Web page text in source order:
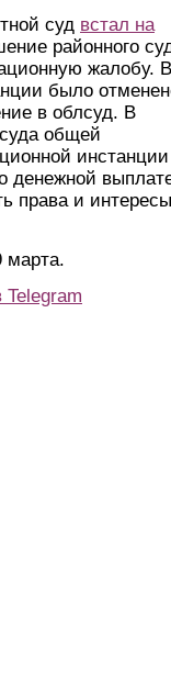
суд встал на
районного
жалобу. В
было
в облсуд. В
общей
денежной
права и интересы
марта.
Telegram